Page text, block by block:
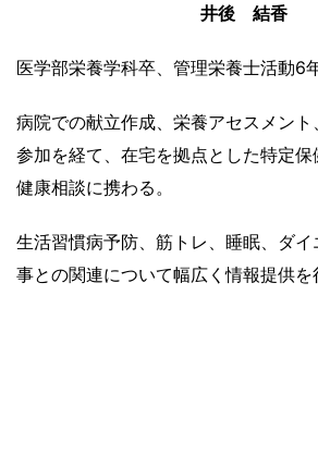
井後 結香
医学部栄養学科卒、管理栄養士活動6年
病院での献立作成、栄養アセスメン
参加を経て、在宅を拠点とした特定
健康相談に携わる。
生活習慣病予防、筋トレ、睡眠、ダ
事との関連について幅広く情報提供を